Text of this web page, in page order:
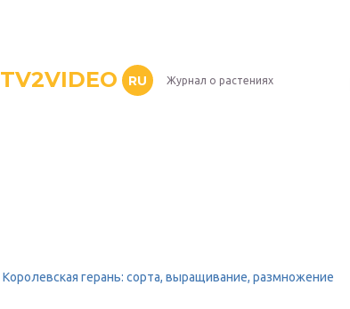
TV2VIDEO RU Журнал о растениях
Королевская герань: сорта, выращивание, размножение